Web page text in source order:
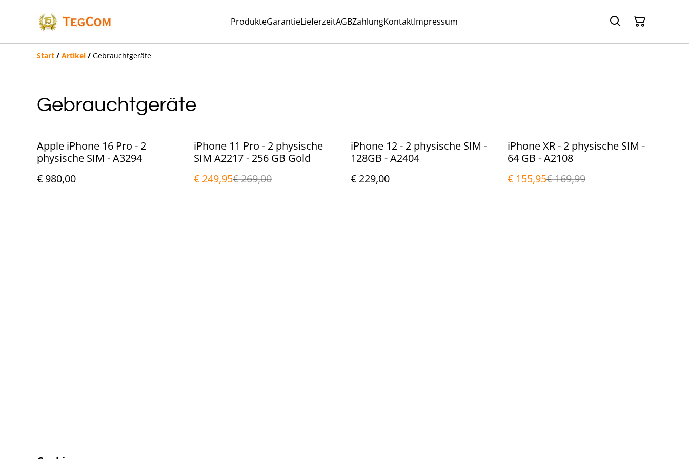
ProdukteGarantieLieferzeitAGBZahlungKontaktImpressum
Start / Artikel / Gebrauchtgeräte
Gebrauchtgeräte
Apple iPhone 16 Pro - 2
physische SIM - A3294
€ 980,00
%
iPhone 11 Pro - 2 physische
SIM A2217 - 256 GB Gold
€ 249,95€ 269,00
iPhone 12 - 2 physische SIM -
128GB - A2404
€ 229,00
%
iPhone XR - 2 physische SIM -
64 GB - A2108
€ 155,95€ 169,99